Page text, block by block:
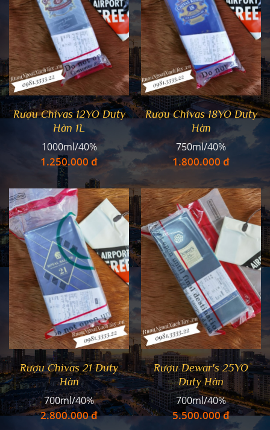
Rượu Chivas 12YO Duty
Hàn 1L
1000ml/40%
1.250.000 đ
Rượu Chivas 18YO Duty
Hàn
750ml/40%
1.800.000 đ
Rượu Chivas 21 Duty
Hàn
700ml/40%
2.800.000 đ
Rượu Dewar's 25YO
Duty Hàn
700ml/40%
5.500.000 đ